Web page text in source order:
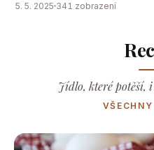
5. 5. 2025 341 zobrazení
Jídlo, které potěší,